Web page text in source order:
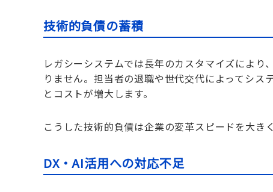
技術的負債の蓄積
レガシーシステムでは長年のカスタマイズによ
りません。担当者の退職や世代交代によってシ
とコストが増大します。
こうした技術的負債は企業の変革スピードを大き
DX・AI活用への対応不足